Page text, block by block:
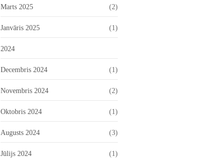
Marts 2025 (2)
Janvāris 2025 (1)
2024
Decembris 2024 (1)
Novembris 2024 (2)
Oktobris 2024 (1)
Augusts 2024 (3)
Jūlijs 2024 (1)